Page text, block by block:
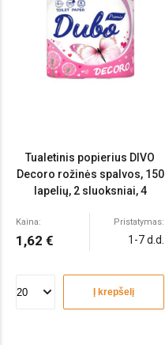
Tualetinis popierius DIVO
Decoro rožinės spalvos, 150
lapelių, 2 sluoksniai, 4
Kaina:
1,62 €
Pristatymas:
1-7 d.d.
Į krepšelį